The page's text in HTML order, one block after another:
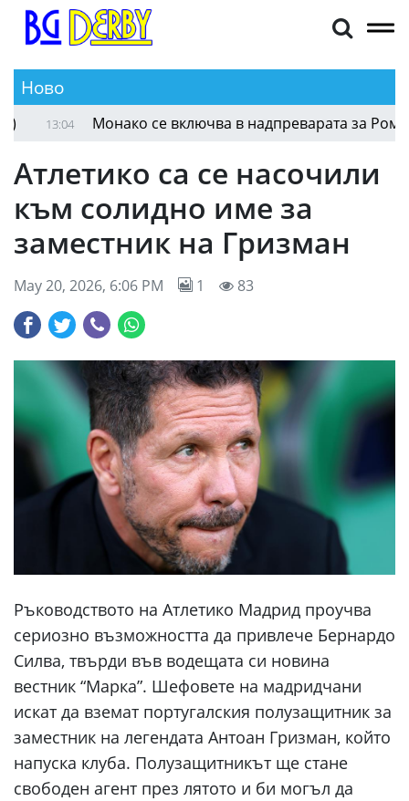
Ново
Монако се включва в надпреварата за Ромелу
Атлетико са се насочили
към солидно име за
заместник на Гризман
May 20, 2026, 6:06 PM 1 83
Ръководството на Атлетико Мадрид проучва
сериозно възможността да привлече Бернардо
Силва, твърди във водещата си новина
вестник “Марка”. Шефовете на мадридчани
искат да вземат португалския полузащитник за
заместник на легендата Антоан Гризман, който
напуска клуба. Полузащитникът ще стане
свободен агент през лятото и би могъл да